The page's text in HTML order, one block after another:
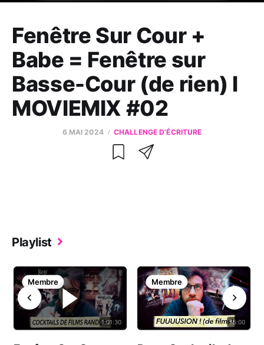
Fenêtre Sur Cour +
Babe = Fenêtre sur
Basse-Cour (de rien) l
MOVIEMIX #02
6 MAI 2024 CHALLENGE D’ÉCRITURE
Playlist
1:01:30
Membre
55:00
Membre